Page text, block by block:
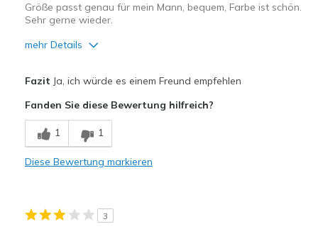
Größe passt genau für mein Mann, bequem, Farbe ist schön.
Sehr gerne wieder.
mehr Details
Geeignete Verwendung
Urlaub
Fazit Ja, ich würde es einem Freund empfehlen
Fanden Sie diese Bewertung hilfreich?
1 1
Diese Bewertung markieren
3